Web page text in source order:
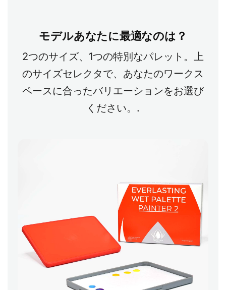
モデルあなたに最適なのは？
2つのサイズ、1つの特別なパレット。上
のサイズセレクタで、あなたのワークス
ペースに合ったバリエーションをお選び
ください。.